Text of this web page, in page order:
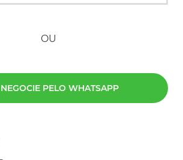
OU
NEGOCIE PELO WHATSAPP